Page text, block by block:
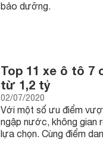
bảo dưỡng.
Top 11 xe ô tô 7
từ 1,2 tỷ
02/07/2020
Với một số ưu điểm
ngập nước, không gian
lựa chọn. Cùng điểm